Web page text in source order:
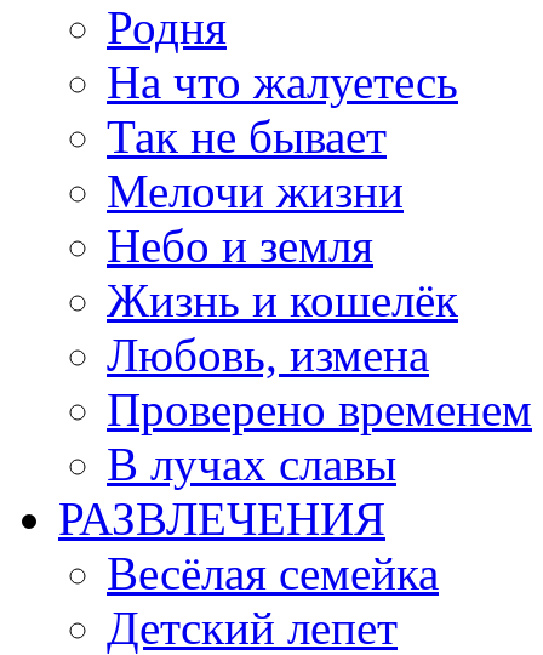
Родня
На что жалуетесь
Так не бывает
Мелочи жизни
Небо и земля
Жизнь и кошелёк
Любовь, измена
Проверено временем
В лучах славы
РАЗВЛЕЧЕНИЯ
Весёлая семейка
Детский лепет